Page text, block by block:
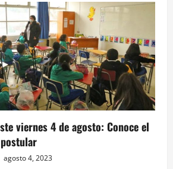
viernes 4 de agosto: Conoce el
agosto 4, 2023